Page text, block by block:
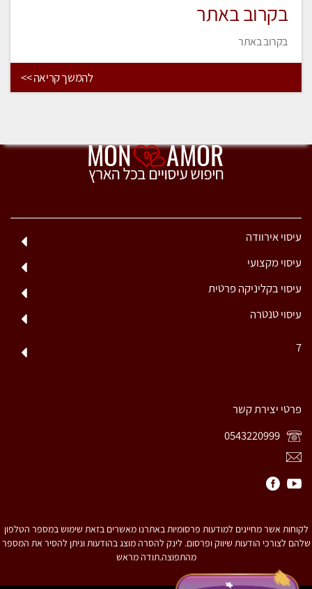
בקרוב באתר
בקרוב באתר
להמשך קריאה >>
עיסוי אירוודה
עיסוי מקצועי
עיסוי בקליניקה פרטית
עיסוי טנטרה
7
פרטי יצירת קשר
לקוחות אשר מחייגים למודעות פרסומיות באתרנו מאשרים בזאת שימוש במספר הטלפון
שלהם לצורכי הודעות שיווק ופרסום. לינק להסרה מוצג בהודעות וניתן להסיר את המספר
מהתפוצה.תודה מראש